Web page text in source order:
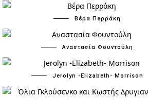
Βέρα Περράκη
Αναστασία Φουντούλη
Jerolyn -Elizabeth- Morrison